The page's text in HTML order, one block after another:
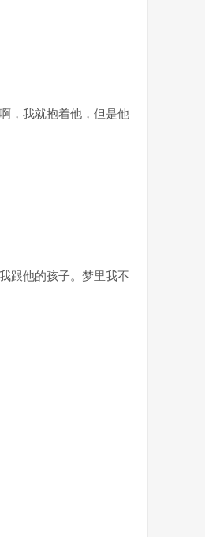
，我就抱着他，但是他
跟他的孩子。梦里我不